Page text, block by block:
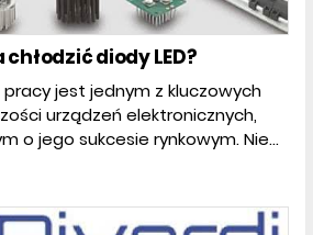
diody LED?
jest jednym z kluczowych
urządzeń elektronicznych,
o jego sukcesie rynkowym. Nie...